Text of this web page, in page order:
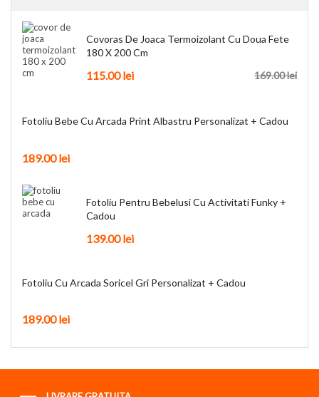
Covoras De Joaca Termoizolant Cu Doua Fete
180 X 200 Cm
169.00lei
115.00lei
Fotoliu Bebe Cu Arcada Print Albastru Personalizat + Cadou
189.00lei
Fotoliu Pentru Bebelusi Cu Activitati Funky +
Cadou
139.00lei
Fotoliu Cu Arcada Soricel Gri Personalizat + Cadou
189.00lei